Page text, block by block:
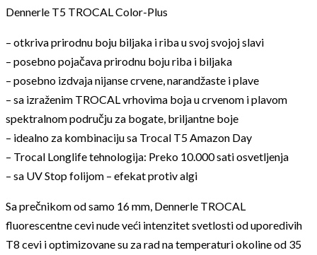
Dennerle T5 TROCAL Color-Plus
– otkriva prirodnu boju biljaka i riba u svoj svojoj slavi
– posebno pojačava prirodnu boju riba i biljaka
– posebno izdvaja nijanse crvene, narandžaste i plave
– sa izraženim TROCAL vrhovima boja u crvenom i plavom
spektralnom području za bogate, briljantne boje
– idealno za kombinaciju sa Trocal T5 Amazon Day
– Trocal Longlife tehnologija: Preko 10.000 sati osvetljenja
– sa UV Stop folijom – efekat protiv algi
Sa prečnikom od samo 16 mm, Dennerle TROCAL
fluorescentne cevi nude veći intenzitet svetlosti od uporedivih
T8 cevi i optimizovane su za rad na temperaturi okoline od 35